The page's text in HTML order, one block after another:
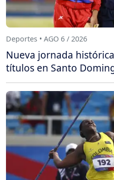
Deportes • AGO 6 / 2026
Nueva jornada
títulos en Santo